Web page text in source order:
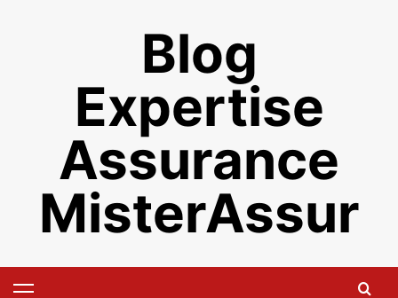
Blog
Expertise
Assurance
MisterAssur